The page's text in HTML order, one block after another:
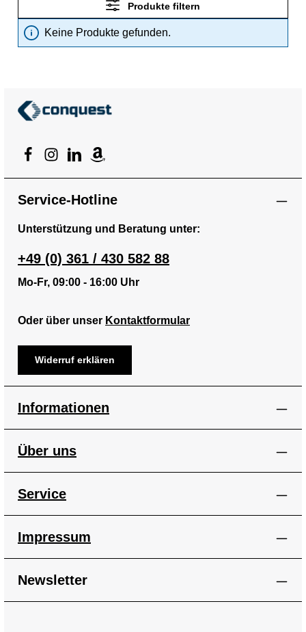
Produkte filtern
Keine Produkte gefunden.
Service-Hotline
Unterstützung und Beratung unter:
+49 (0) 361 / 430 582 88
Mo-Fr, 09:00 - 16:00 Uhr
Oder über unser Kontaktformular
Widerruf erklären
Informationen
Über uns
Service
Impressum
Newsletter